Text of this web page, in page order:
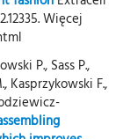
Więcej
P., Sass P.,
Kasprzykowski F.,